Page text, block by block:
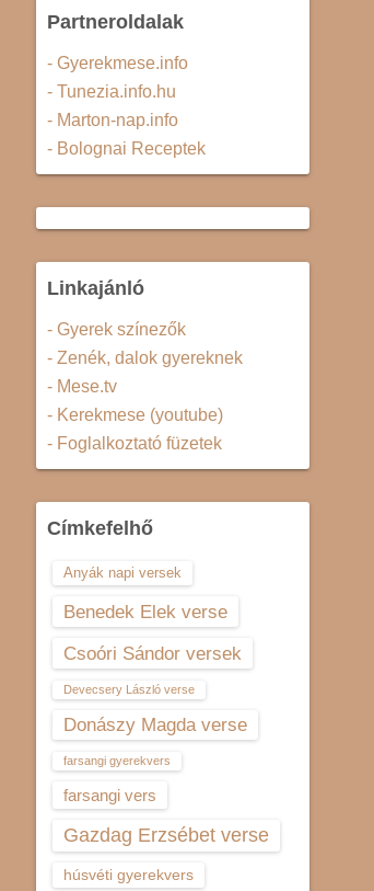
Partneroldalak
- Gyerekmese.info
- Tunezia.info.hu
- Marton-nap.info
- Bolognai Receptek
Linkajánló
- Gyerek színezők
- Zenék, dalok gyereknek
- Mese.tv
- Kerekmese (youtube)
- Foglalkoztató füzetek
Címkefelhő
Anyák napi versek
Benedek Elek verse
Csoóri Sándor versek
Devecsery László verse
Donászy Magda verse
farsangi gyerekvers
farsangi vers
Gazdag Erzsébet verse
húsvéti gyerekvers